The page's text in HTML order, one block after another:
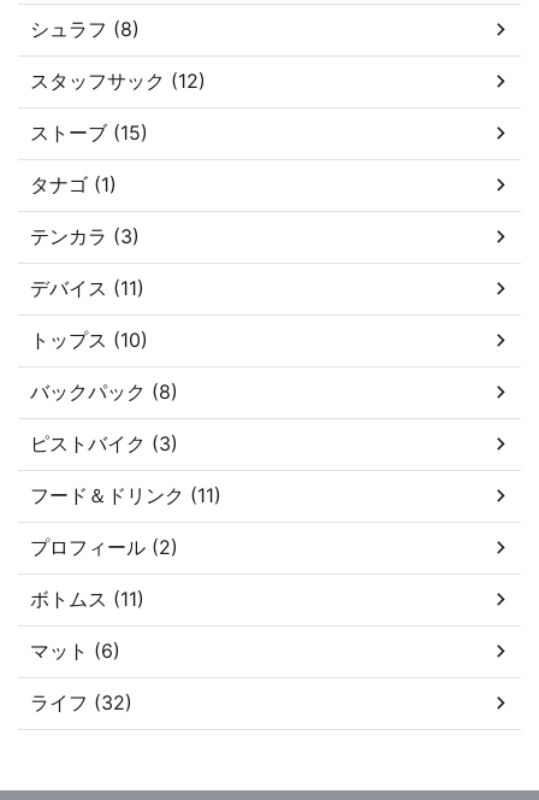
シュラフ (8)
スタッフサック (12)
ストーブ (15)
タナゴ (1)
テンカラ (3)
デバイス (11)
トップス (10)
バックパック (8)
ピストバイク (3)
フード＆ドリンク (11)
プロフィール (2)
ボトムス (11)
マット (6)
ライフ (32)